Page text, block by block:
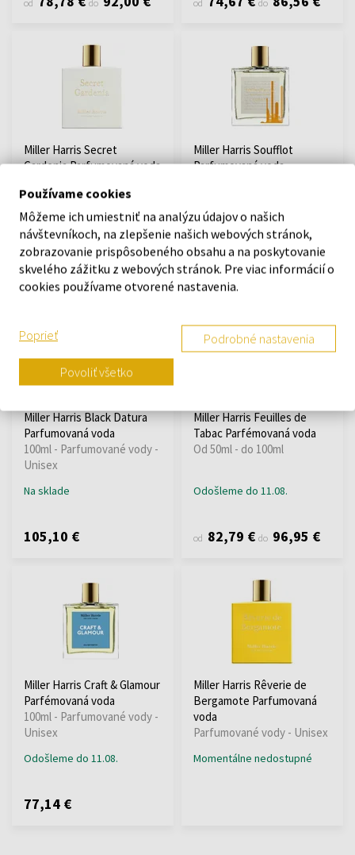
od do od do
Miller Harris Secret
Gardenia Parfumovaná voda
Na sklade
od67,90 €do 94,47 €
Miller Harris Soufflot
Parfumovaná voda
Na sklade
112,80 €
Miller Harris Black Datura
Parfumovaná voda
100ml - Parfumované vody -
Unisex
Na sklade
105,10 €
Miller Harris Feuilles de
Tabac Parfémovaná voda
Od 50ml - do 100ml
Odošleme do 11.08.
od 82,79 € do 96,95 €
Miller Harris Craft & Glamour
Parfémovaná voda
100ml - Parfumované vody -
Unisex
Odošleme do 11.08.
77,14 €
Miller Harris Rêverie de
Bergamote Parfumovaná
voda
Parfumované vody - Unisex
Momentálne nedostupné
Používame cookies
Môžeme ich umiestniť na analýzu údajov o našich
návštevníkoch, na zlepšenie našich webových stránok,
zobrazovanie prispôsobeného obsahu a na poskytovanie
skvelého zážitku z webových stránok. Pre viac informácií o
cookies používame otvorené nastavenia.
Poprieť Podrobné nastavenia
Povoliť všetko